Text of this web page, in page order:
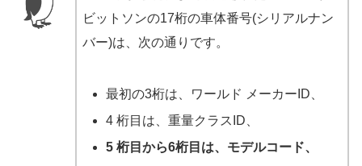
ビットソンの17桁の車体番号(シリアルナン
バー)は、次の通りです。
最初の3桁は、ワールド メーカーID、
4 桁目は、重量クラスID、
5 桁目から6桁目は、モデルコード、